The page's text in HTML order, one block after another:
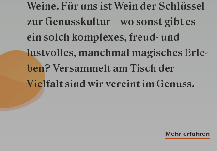
Weine. Für uns ist Wein der Schlüs­sel
zur Genuss­kultur – wo sonst gibt es
ein solch kom­plexes, freud- und
lustvolles, manchmal ma­gisch­es Er­le­
ben? Versammelt am Tisch der
Vielfalt sind wir ver­eint im Genuss.
Mehr erfahren